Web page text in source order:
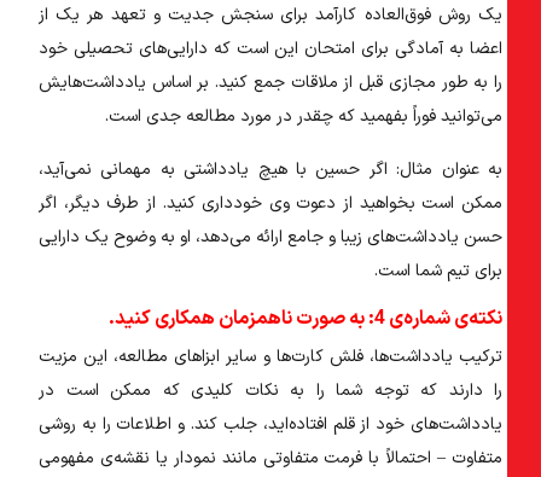
یک روش فوق‌العاده کارآمد برای سنجش جدیت و تعهد هر یک از
اعضا به آمادگی برای امتحان این است که دارایی‌های تحصیلی خود
را به طور مجازی قبل از ملاقات جمع کنید. بر اساس یادداشت‌هایش
می‌توانید فوراً بفهمید که چقدر در مورد مطالعه جدی است.
به عنوان مثال: اگر حسین با هیچ یادداشتی به مهمانی نمی‌آید،
ممکن است بخواهید از دعوت وی خودداری کنید. از طرف دیگر، اگر
حسن یادداشت‌های زیبا و جامع ارائه می‌دهد، او به وضوح یک دارایی
برای تیم شما است.
نکته‌ی شماره‌ی 4: به صورت ناهمزمان همکاری کنید.
ترکیب یادداشت‌ها، فلش کارت‌ها و سایر ابزا‌های مطالعه، این مزیت
را دارند که توجه شما را به نکات کلیدی که ممکن است در
یادداشت‌های خود از قلم افتاده‌اید، جلب کند. و اطلاعات را به روشی
متفاوت – احتمالاً با فرمت متفاوتی مانند نمودار یا نقشه‌ی مفهومی